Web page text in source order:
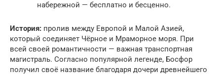
набережной — бесплатно и бесценно.
История: пролив между Европой и Малой Азией,
который соединяет Чёрное и Мраморное моря. При
всей своей романтичности — важная транспортная
магистраль. Согласно популярной легенде, Босфор
получил своё название благодаря дочери древнейшего